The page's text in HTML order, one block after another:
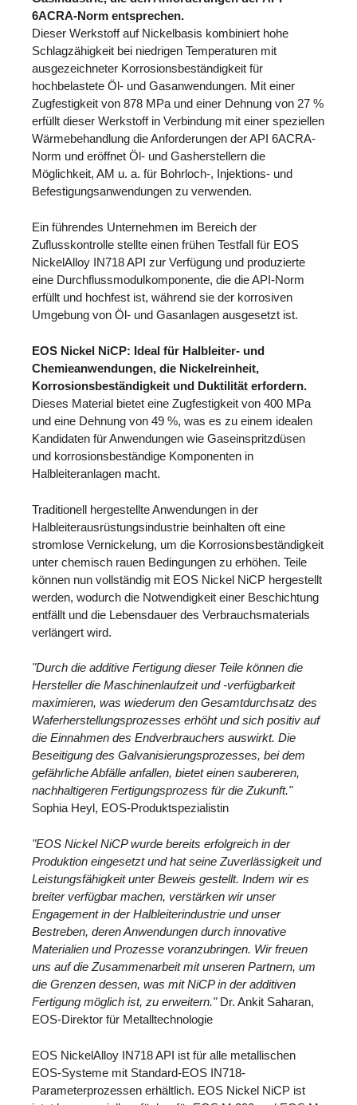
6ACRA-Norm entsprechen.
Dieser Werkstoff auf Nickelbasis kombiniert hohe
Schlagzähigkeit bei niedrigen Temperaturen mit
ausgezeichneter Korrosionsbeständigkeit für
hochbelastete Öl- und Gasanwendungen. Mit einer
Zugfestigkeit von 878 MPa und einer Dehnung von 27 %
erfüllt dieser Werkstoff in Verbindung mit einer speziellen
Wärmebehandlung die Anforderungen der API 6ACRA-
Norm und eröffnet Öl- und Gasherstellern die
Möglichkeit, AM u. a. für Bohrloch-, Injektions- und
Befestigungsanwendungen zu verwenden.
Ein führendes Unternehmen im Bereich der
Zuflusskontrolle stellte einen frühen Testfall für EOS
NickelAlloy IN718 API zur Verfügung und produzierte
eine Durchflussmodulkomponente, die die API-Norm
erfüllt und hochfest ist, während sie der korrosiven
Umgebung von Öl- und Gasanlagen ausgesetzt ist.
EOS Nickel NiCP: Ideal für Halbleiter- und
Chemieanwendungen, die Nickelreinheit,
Korrosionsbeständigkeit und Duktilität erfordern.
Dieses Material bietet eine Zugfestigkeit von 400 MPa
und eine Dehnung von 49 %, was es zu einem idealen
Kandidaten für Anwendungen wie Gaseinspritzdüsen
und korrosionsbeständige Komponenten in
Halbleiteranlagen macht.
Traditionell hergestellte Anwendungen in der
Halbleiterausrüstungsindustrie beinhalten oft eine
stromlose Vernickelung, um die Korrosionsbeständigkeit
unter chemisch rauen Bedingungen zu erhöhen. Teile
können nun vollständig mit EOS Nickel NiCP hergestellt
werden, wodurch die Notwendigkeit einer Beschichtung
entfällt und die Lebensdauer des Verbrauchsmaterials
verlängert wird.
"Durch die additive Fertigung dieser Teile können die
Hersteller die Maschinenlaufzeit und -verfügbarkeit
maximieren, was wiederum den Gesamtdurchsatz des
Waferherstellungsprozesses erhöht und sich positiv auf
die Einnahmen des Endverbrauchers auswirkt. Die
Beseitigung des Galvanisierungsprozesses, bei dem
gefährliche Abfälle anfallen, bietet einen saubereren,
nachhaltigeren Fertigungsprozess für die Zukunft."
Sophia Heyl, EOS-Produktspezialistin
"EOS Nickel NiCP wurde bereits erfolgreich in der
Produktion eingesetzt und hat seine Zuverlässigkeit und
Leistungsfähigkeit unter Beweis gestellt. Indem wir es
breiter verfügbar machen, verstärken wir unser
Engagement in der Halbleiterindustrie und unser
Bestreben, deren Anwendungen durch innovative
Materialien und Prozesse voranzubringen. Wir freuen
uns auf die Zusammenarbeit mit unseren Partnern, um
die Grenzen dessen, was mit NiCP in der additiven
Fertigung möglich ist, zu erweitern."Dr. Ankit Saharan,
EOS-Direktor für Metalltechnologie
EOS NickelAlloy IN718 API ist für alle metallischen
EOS-Systeme mit Standard-EOS IN718-
Parameterprozessen erhältlich. EOS Nickel NiCP ist